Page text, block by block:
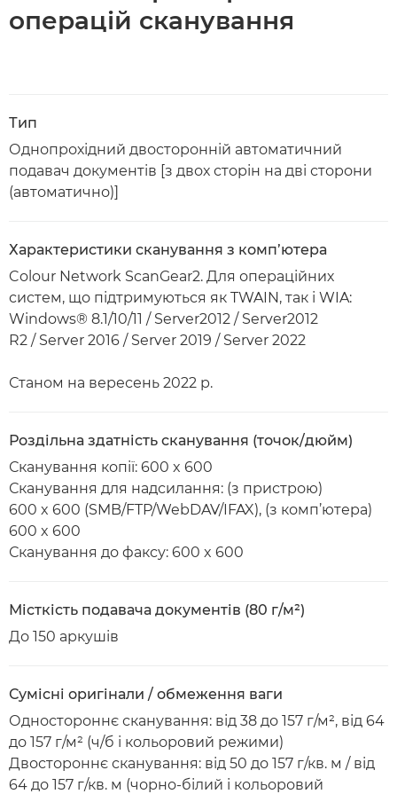
операцій сканування
Тип
Однопрохідний двосторонній автоматичний
подавач документів [з двох сторін на дві сторони
(автоматично)]
Характеристики сканування з комп’ютера
Colour Network ScanGear2. Для операційних
систем, що підтримуються як TWAIN, так і WIA:
Windows® 8.1/10/11 / Server2012 / Server2012
R2 / Server 2016 / Server 2019 / Server 2022
Станом на вересень 2022 р.
Роздільна здатність сканування (точок/дюйм)
Сканування копії: 600 x 600
Сканування для надсилання: (з пристрою)
600 x 600 (SMB/FTP/WebDAV/IFAX), (з комп’ютера)
600 x 600
Сканування до факсу: 600 x 600
Місткість подавача документів (80 г/м²)
До 150 аркушів
Сумісні оригінали / обмеження ваги
Одностороннє сканування: від 38 до 157 г/м², від 64
до 157 г/м² (ч/б і кольоровий режими)
Двостороннє сканування: від 50 до 157 г/кв. м / від
64 до 157 г/кв. м (чорно-білий і кольоровий